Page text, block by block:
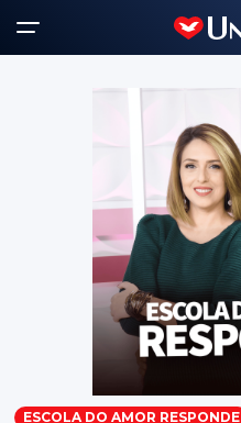
ESCOLA DO AMOR RESPONDE